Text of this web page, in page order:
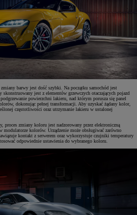
barwy jest dość szybki. Na początku samochód jest
jest z elementów grzewczych otaczających pojazd
powierzchni lakieru, nad którym porusza się panel
dokonując pełnej transformacji. Aby uzyskać żądany kolor,
częstotliwości oraz utrzymanie lakieru w ustalonej
proces zmiany koloru jest nadzorowany przez elektroniczną
modulatorze kolorów. Urządzenie może obsługiwać zarówno
kontakt z serwerem oraz wykorzystuje czujniki temperatury
odpowiednie ustawienia do wybranego koloru.